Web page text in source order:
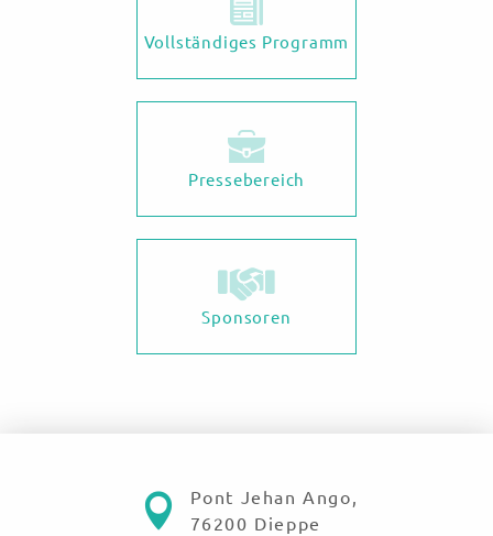
Vollständiges Programm
Pressebereich
Sponsoren
Pont Jehan Ango,
76200 Dieppe